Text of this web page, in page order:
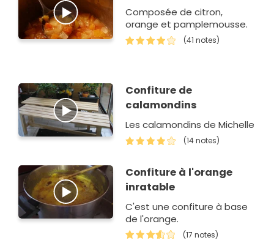
Composée de citron,
orange et pamplemousse.
(41 notes)
Confiture de
calamondins
Les calamondins de Michelle
(14 notes)
Confiture à l'orange
inratable
C'est une confiture à base
de l'orange.
(17 notes)